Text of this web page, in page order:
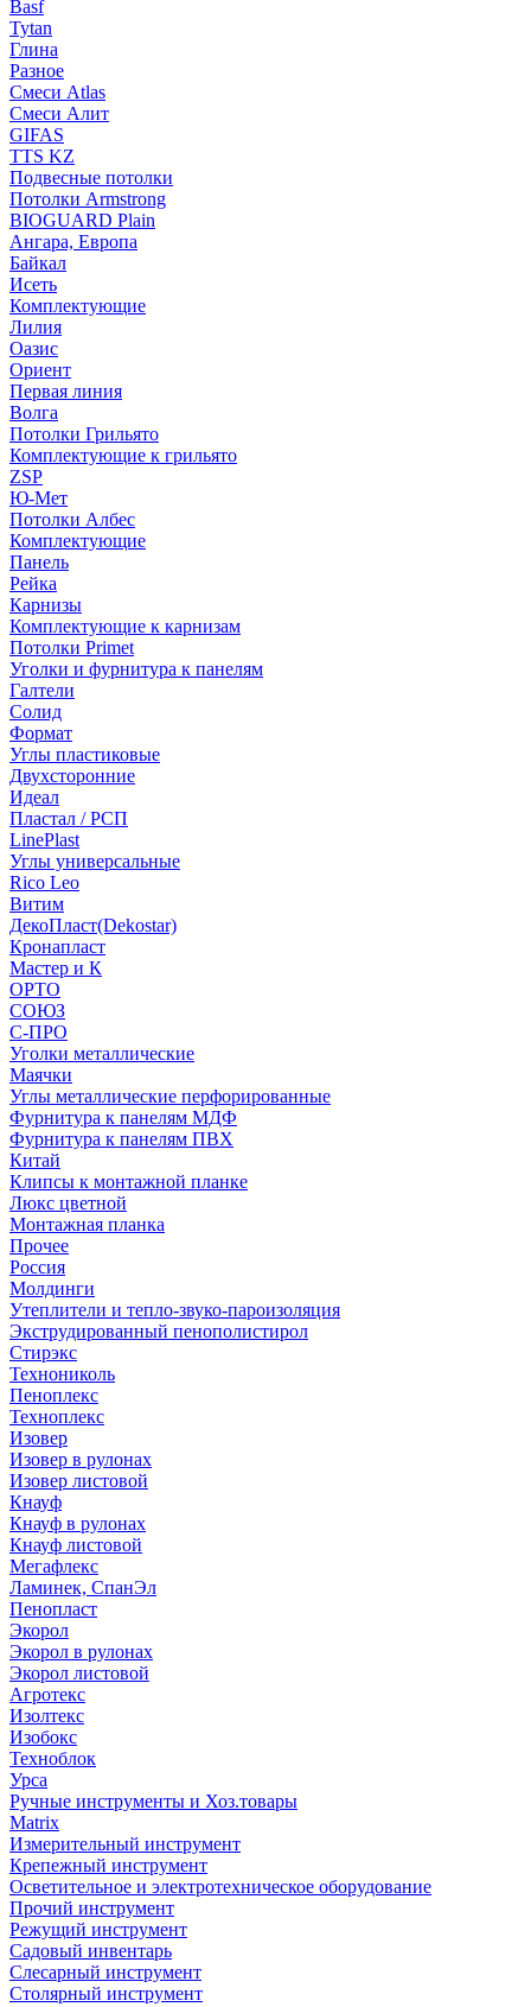
Basf
Tytan
Глина
Разное
Смеси Atlas
Смеси Алит
GIFAS
TTS KZ
Подвесные потолки
Потолки Armstrong
BIOGUARD Plain
Ангара, Европа
Байкал
Исеть
Комплектующие
Лилия
Оазис
Ориент
Первая линия
Волга
Потолки Грильято
Комплектующие к грильято
ZSP
Ю-Мет
Потолки Албес
Комплектующие
Панель
Рейка
Карнизы
Комплектующие к карнизам
Потолки Primet
Уголки и фурнитура к панелям
Галтели
Солид
Формат
Углы пластиковые
Двухсторонние
Идеал
Пластал / РСП
LinePlast
Углы универсальные
Rico Leo
Витим
ДекоПласт(Dekostar)
Кронапласт
Мастер и К
ОРТО
СОЮЗ
С-ПРО
Уголки металлические
Маячки
Углы металлические перфорированные
Фурнитура к панелям МДФ
Фурнитура к панелям ПВХ
Китай
Клипсы к монтажной планке
Люкс цветной
Монтажная планка
Прочее
Россия
Молдинги
Утеплители и тепло-звуко-пароизоляция
Экструдированный пенополистирол
Стирэкс
Технониколь
Пеноплекс
Техноплекс
Изовер
Изовер в рулонах
Изовер листовой
Кнауф
Кнауф в рулонах
Кнауф листовой
Мегафлекс
Ламинек, СпанЭл
Пенопласт
Экорол
Экорол в рулонах
Экорол листовой
Агротекс
Изолтекс
Изобокс
Техноблок
Урса
Ручные инструменты и Хоз.товары
Matrix
Измерительный инструмент
Крепежный инструмент
Осветительное и электротехническое оборудование
Прочий инструмент
Режущий инструмент
Садовый инвентарь
Слесарный инструмент
Столярный инструмент